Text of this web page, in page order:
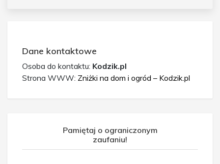
Dane kontaktowe
Osoba do kontaktu: Kodzik.pl
Strona WWW: Zniżki na dom i ogród – Kodzik.pl
Pamiętaj o ograniczonym
zaufaniu!